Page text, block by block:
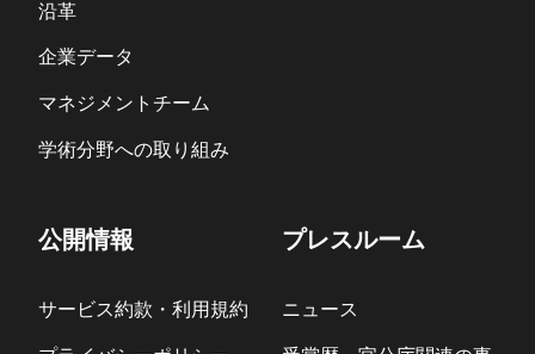
沿革
企業データ
マネジメントチーム
学術分野への取り組み
公開情報
サービス約款・利用規約
プレスルーム
ニュース